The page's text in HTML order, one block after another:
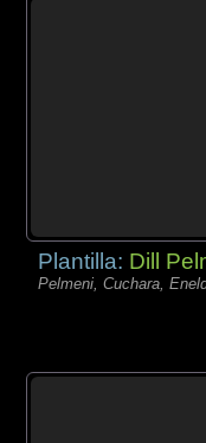
Plantilla: Dill
Pelmeni, Cuchara,